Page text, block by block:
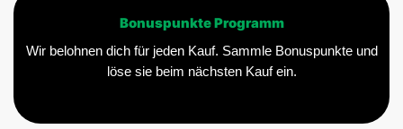
Bonuspunkte Programm
Wir belohnen dich für jeden Kauf. Sammle Bonuspunkte und
löse sie beim nächsten Kauf ein.